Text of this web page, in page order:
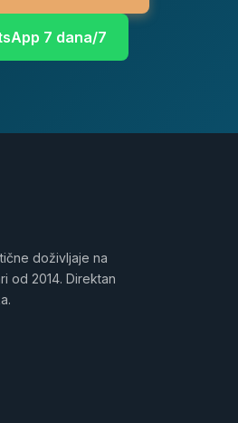
7 dana/7
doživljaje na
od 2014. Direktan